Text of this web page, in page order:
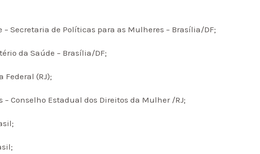
Secretaria de Políticas para as Mulheres – Brasília/DF;
da Saúde – Brasília/DF;
Federal (RJ);
– Conselho Estadual dos Direitos da Mulher /RJ;